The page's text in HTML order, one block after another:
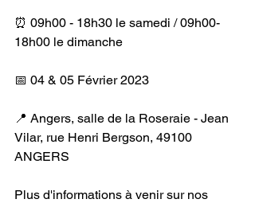
⏰ 09h00 - 18h30 le samedi / 09h00-
18h00 le dimanche
📅 04 & 05 Février 2023
📍 Angers, salle de la Roseraie - Jean
Vilar, rue Henri Bergson, 49100
ANGERS
Plus d'informations à venir sur nos